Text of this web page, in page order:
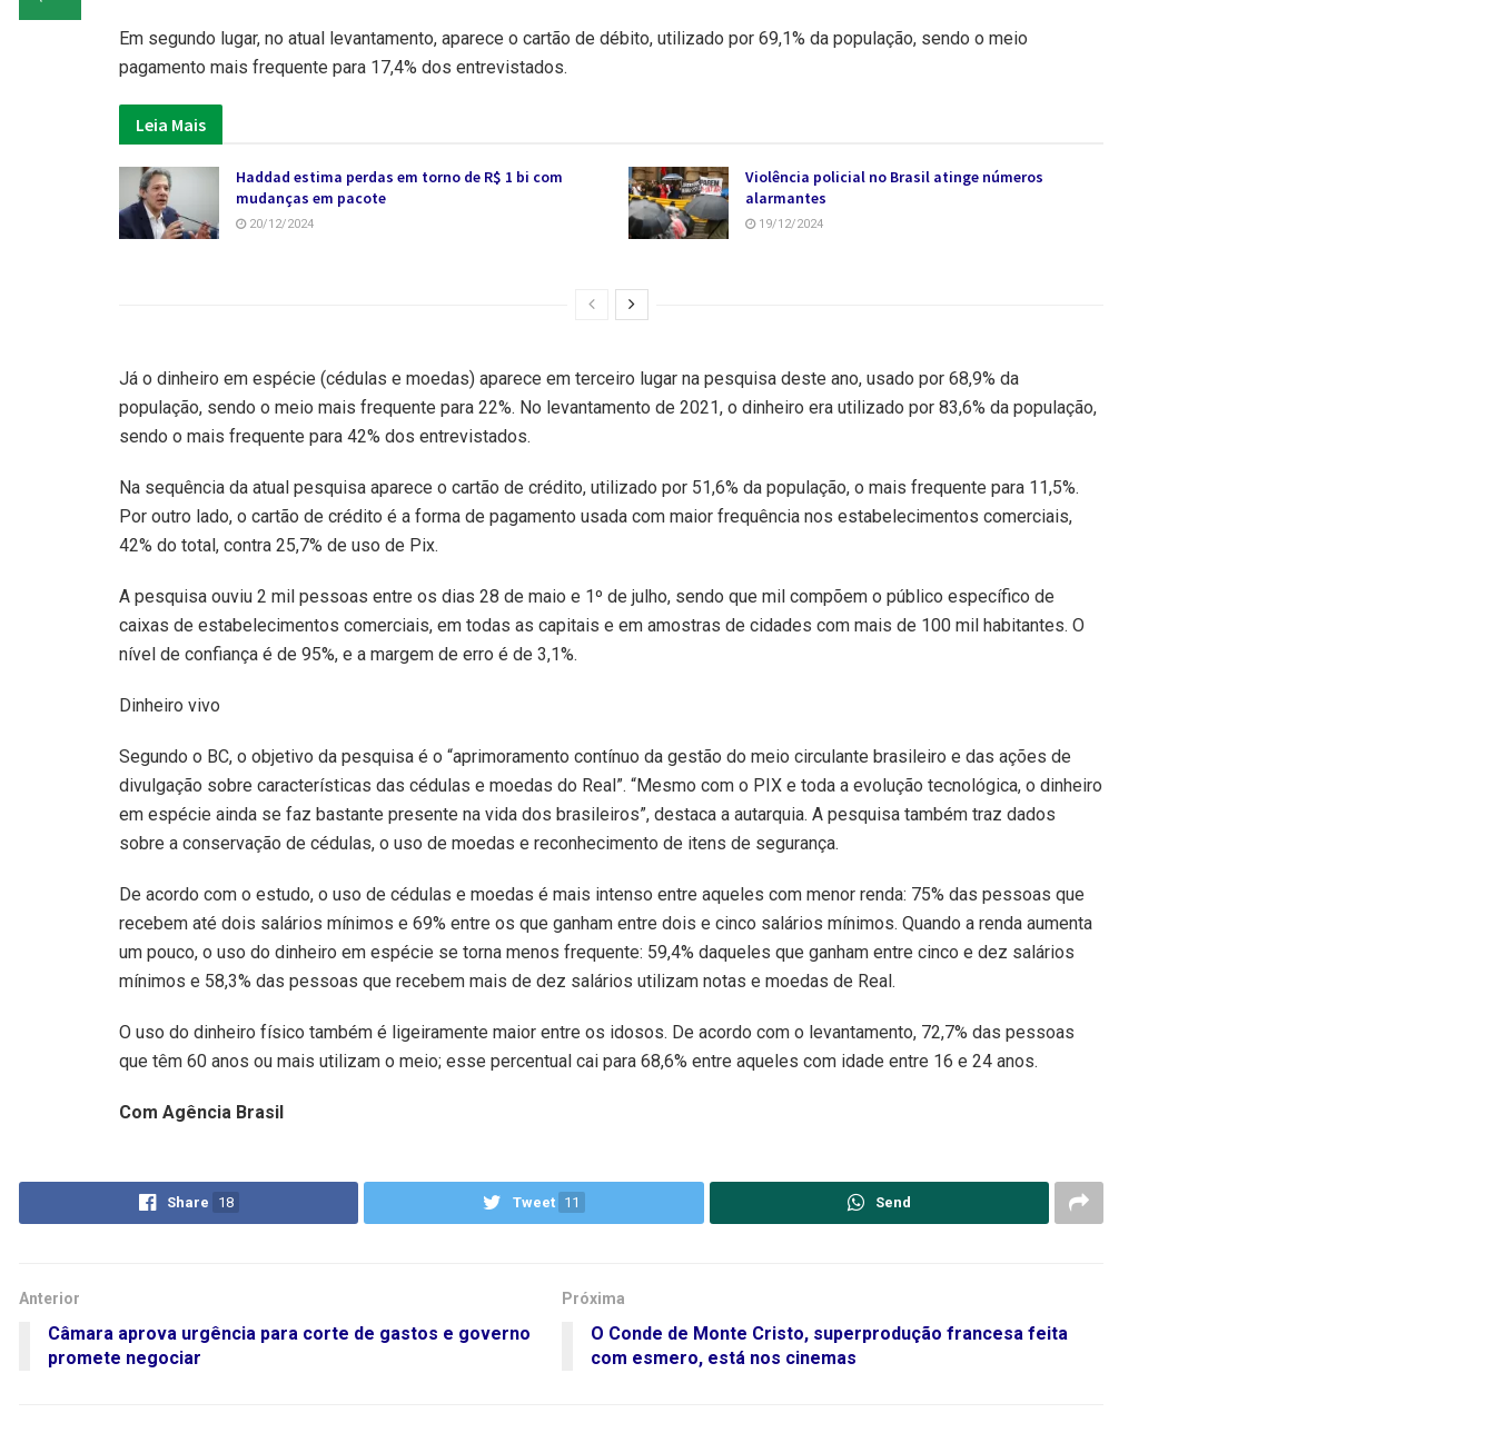
Em segundo lugar, no atual levantamento, aparece o cartão de débito, utilizado por 69,1% da população, sendo o meio
pagamento mais frequente para 17,4% dos entrevistados.
Leia Mais
Haddad estima perdas em torno de R$ 1 bi com
mudanças em pacote
20/12/2024
Violência policial no Brasil atinge números
alarmantes
19/12/2024
Já o dinheiro em espécie (cédulas e moedas) aparece em terceiro lugar na pesquisa deste ano, usado por 68,9% da
população, sendo o meio mais frequente para 22%. No levantamento de 2021, o dinheiro era utilizado por 83,6% da população,
sendo o mais frequente para 42% dos entrevistados.
Na sequência da atual pesquisa aparece o cartão de crédito, utilizado por 51,6% da população, o mais frequente para 11,5%.
Por outro lado, o cartão de crédito é a forma de pagamento usada com maior frequência nos estabelecimentos comerciais,
42% do total, contra 25,7% de uso de Pix.
A pesquisa ouviu 2 mil pessoas entre os dias 28 de maio e 1º de julho, sendo que mil compõem o público específico de
caixas de estabelecimentos comerciais, em todas as capitais e em amostras de cidades com mais de 100 mil habitantes. O
nível de confiança é de 95%, e a margem de erro é de 3,1%.
Dinheiro vivo
Segundo o BC, o objetivo da pesquisa é o “aprimoramento contínuo da gestão do meio circulante brasileiro e das ações de
divulgação sobre características das cédulas e moedas do Real”. “Mesmo com o PIX e toda a evolução tecnológica, o dinheiro
em espécie ainda se faz bastante presente na vida dos brasileiros”, destaca a autarquia. A pesquisa também traz dados
sobre a conservação de cédulas, o uso de moedas e reconhecimento de itens de segurança.
De acordo com o estudo, o uso de cédulas e moedas é mais intenso entre aqueles com menor renda: 75% das pessoas que
recebem até dois salários mínimos e 69% entre os que ganham entre dois e cinco salários mínimos. Quando a renda aumenta
um pouco, o uso do dinheiro em espécie se torna menos frequente: 59,4% daqueles que ganham entre cinco e dez salários
mínimos e 58,3% das pessoas que recebem mais de dez salários utilizam notas e moedas de Real.
O uso do dinheiro físico também é ligeiramente maior entre os idosos. De acordo com o levantamento, 72,7% das pessoas
que têm 60 anos ou mais utilizam o meio; esse percentual cai para 68,6% entre aqueles com idade entre 16 e 24 anos.
Com Agência Brasil
Share 18 Tweet 11 Send
Anterior
Câmara aprova urgência para corte de gastos e governo
promete negociar
Próxima
O Conde de Monte Cristo, superprodução francesa feita
com esmero, está nos cinemas